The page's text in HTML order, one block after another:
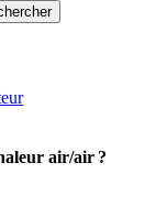
air/air ?